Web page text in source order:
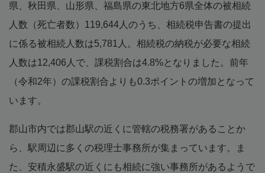
県、秋田県、山形県、福島県の東北地方6県全体の被相続
人数（死亡者数）119,644人のうち、相続税申告書の提出
に係る被相続人数は5,781人。相続税の納税が必要な相続
人数は12,406人で、課税割合は4.8%となりました。前年
（令和2年）の課税割合よりも0.3ポイントの増加となって
います。
郡山市内では郡山駅の近くに管轄の税務署があることか
ら、駅周辺に多くの税理士事務所が集まっています。ま
た、安積永盛駅の近くにも相続に強い事務所があるようで